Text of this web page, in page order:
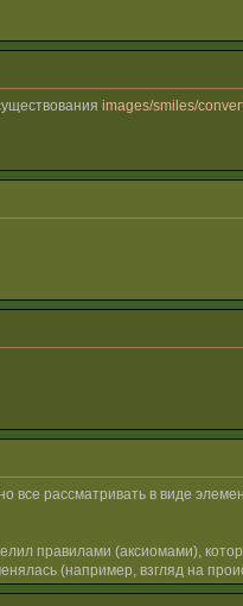
images/smiles/
все рассматривать в виде
правилами (аксиомами),
(например, взгляд на